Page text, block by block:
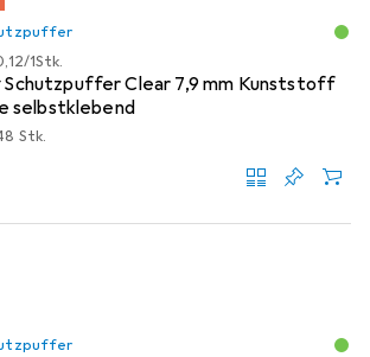
/1Stk.
Schutzpuffer Clear 7,9 mm Kunststoff
selbstklebend
Stk.